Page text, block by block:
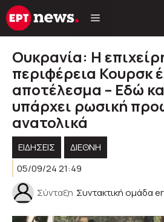
Μετάβαση
σε
Ουκρανία: Η
περιφέρεια Κουρσκ
αποτέλεσμα – Εδώ
υπάρχει ρωσική
ανατολικά
ΕΙΔΗΣΕΙΣ
ΔΙΕΘΝΗ
05/09/24 21:49
Σύνταξη Συντακτική ομάδα